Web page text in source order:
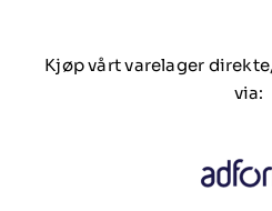
Kjøp vårt varelager
via: